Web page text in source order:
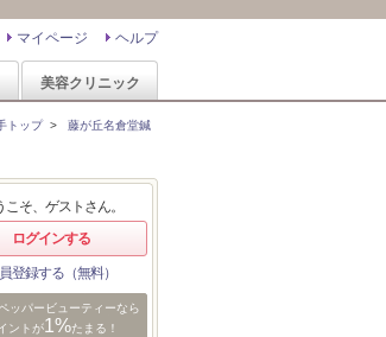
ヘルプ
マイページ
美容クリニック
トップ> 藤が丘名倉堂鍼
こそ、ゲストさん。
ログインする
登録する（無料）
ッパービューティーなら
ントが1%たまる！